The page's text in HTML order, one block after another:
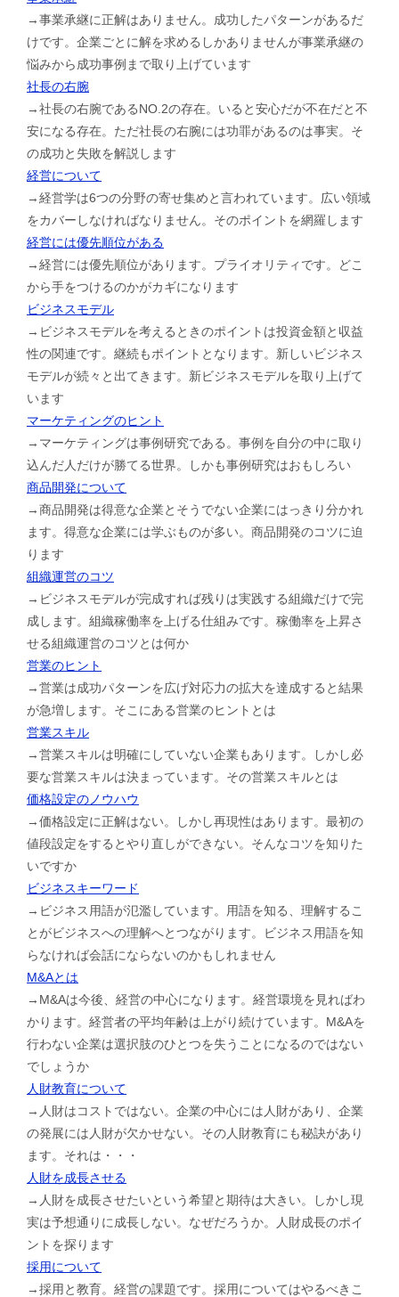
→事業承継に正解はありません。成功したパターンがあるだ
けです。企業ごとに解を求めるしかありませんが事業承継の
悩みから成功事例まで取り上げています
社長の右腕
→社長の右腕であるNO.2の存在。いると安心だが不在だと不
安になる存在。ただ社長の右腕には功罪があるのは事実。そ
の成功と失敗を解説します
経営について
→経営学は6つの分野の寄せ集めと言われています。広い領域
をカバーしなければなりません。そのポイントを網羅します
経営には優先順位がある
→経営には優先順位があります。プライオリティです。どこ
から手をつけるのかがカギになります
ビジネスモデル
→ビジネスモデルを考えるときのポイントは投資金額と収益
性の関連です。継続もポイントとなります。新しいビジネス
モデルが続々と出てきます。新ビジネスモデルを取り上げて
います
マーケティングのヒント
→マーケティングは事例研究である。事例を自分の中に取り
込んだ人だけが勝てる世界。しかも事例研究はおもしろい
商品開発について
→商品開発は得意な企業とそうでない企業にはっきり分かれ
ます。得意な企業には学ぶものが多い。商品開発のコツに迫
ります
組織運営のコツ
→ビジネスモデルが完成すれば残りは実践する組織だけで完
成します。組織稼働率を上げる仕組みです。稼働率を上昇さ
せる組織運営のコツとは何か
営業のヒント
→営業は成功パターンを広げ対応力の拡大を達成すると結果
が急増します。そこにある営業のヒントとは
営業スキル
→営業スキルは明確にしていない企業もあります。しかし必
要な営業スキルは決まっています。その営業スキルとは
価格設定のノウハウ
→価格設定に正解はない。しかし再現性はあります。最初の
値段設定をするとやり直しができない。そんなコツを知りた
いですか
ビジネスキーワード
→ビジネス用語が氾濫しています。用語を知る、理解するこ
とがビジネスへの理解へとつながります。ビジネス用語を知
らなければ会話にならないのかもしれません
M&Aとは
→M&Aは今後、経営の中心になります。経営環境を見ればわ
かります。経営者の平均年齢は上がり続けています。M&Aを
行わない企業は選択肢のひとつを失うことになるのではない
でしょうか
人財教育について
→人財はコストではない。企業の中心には人財があり、企業
の発展には人財が欠かせない。その人財教育にも秘訣があり
ます。それは・・・
人財を成長させる
→人財を成長させたいという希望と期待は大きい。しかし現
実は予想通りに成長しない。なぜだろうか。人財成長のポイ
ントを探ります
採用について
→採用と教育。経営の課題です。採用についてはやるべきこ